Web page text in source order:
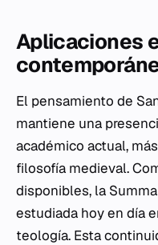
Aplicaciones
El pensamiento de
mantiene una
académico actual,
filosofía medieval.
disponibles, la
estudiada hoy en día
teología. Esta